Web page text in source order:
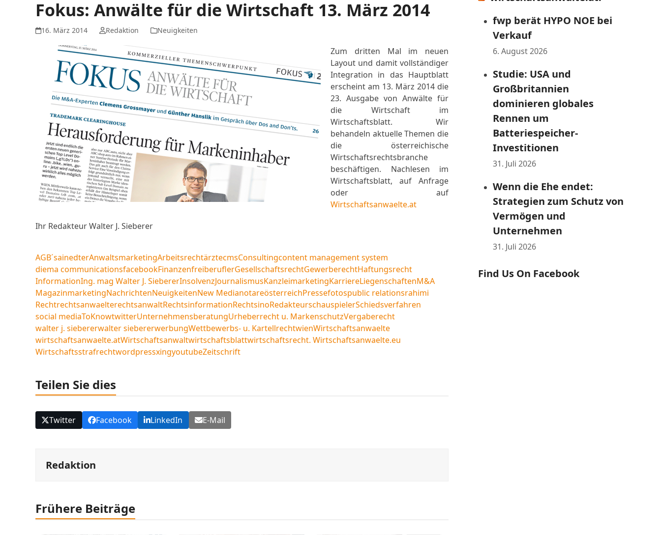
Fokus: Anwälte für die Wirtschaft 13. März 2014
16. März 2014 Redaktion Neuigkeiten
Zum dritten Mal im neuen
Layout und damit vollständiger
Integration in das Hauptblatt
erscheint am 13. März 2014 die
23. Ausgabe von Anwälte für
die Wirtschaft im
Wirtschaftsblatt. Wir
behandeln aktuelle Themen die
die österreichische
Wirtschaftsrechtsbranche
beschäftigen. Nachlesen im
Wirtschaftsblatt, auf Anfrage
oder auf
Wirtschaftsanwaelte.at
Ihr Redakteur Walter J. Sieberer
AGB´sainedterAnwaltsmarketingArbeitsrechtärztecmsConsultingcontent management system
diema communicationsfacebookFinanzenfreiberuflerGesellschaftsrechtGewerberechtHaftungsrecht
InformationIng. mag Walter J. SiebererInsolvenzJournalismusKanzleimarketingKarriereLiegenschaftenM&A
MagazinmarketingNachrichtenNeuigkeitenNew MedianotareösterreichPressefotospublic relationsrahimi
RechtrechtsanwaelterechtsanwaltRechtsinformationRechtsinoRedakteurschauspielerSchiedsverfahren
social mediaToKnowtwitterUnternehmensberatungUrheberrecht u. MarkenschutzVergaberecht
walter j. siebererwalter siebererwerbungWettbewerbs- u. KartellrechtwienWirtschaftsanwaelte
wirtschaftsanwaelte.atWirtschaftsanwaltwirtschaftsblattwirtschaftsrecht. Wirtschaftsanwaelte.eu
WirtschaftsstrafrechtwordpressxingyoutubeZeitschrift
Teilen Sie dies
Twitter Facebook LinkedIn E-Mail
Redaktion
Frühere Beiträge
fwp berät HYPO NOE bei
Verkauf
6. August 2026
Studie: USA und
Großbritannien
dominieren globales
Rennen um
Batteriespeicher-
Investitionen
31. Juli 2026
Wenn die Ehe endet:
Strategien zum Schutz von
Vermögen und
Unternehmen
31. Juli 2026
Find Us On Facebook